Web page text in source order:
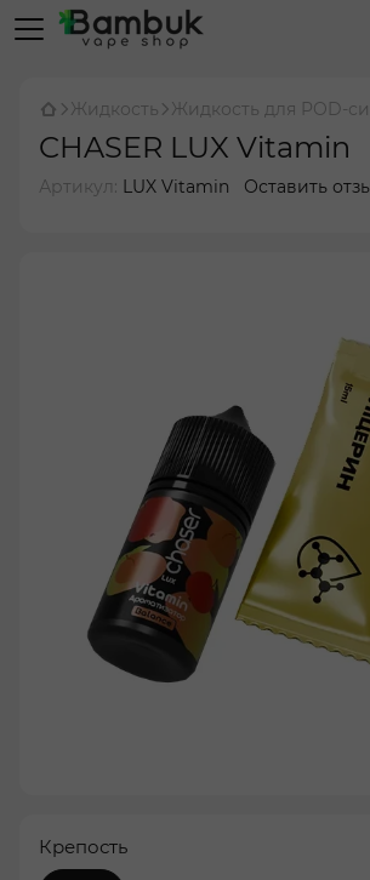
Жидкость Жидкость для POD-
CHASER LUX Vitamin
Артикул: LUX Vitamin Оставить
Крепость